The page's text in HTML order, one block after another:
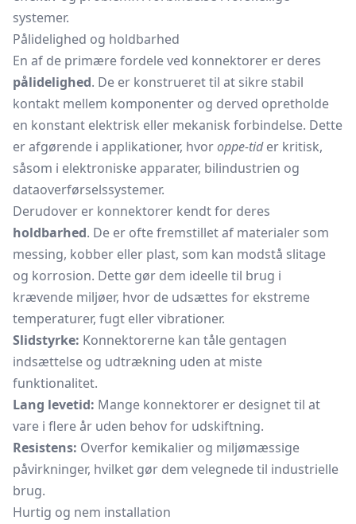
systemer.
Pålidelighed og holdbarhed
En af de primære fordele ved konnektorer er deres
pålidelighed. De er konstrueret til at sikre stabil
kontakt mellem komponenter og derved opretholde
en konstant elektrisk eller mekanisk forbindelse. Dette
er afgørende i applikationer, hvoroppe-tider kritisk,
såsom i elektroniske apparater, bilindustrien og
dataoverførselssystemer.
Derudover er konnektorer kendt for deres
holdbarhed. De er ofte fremstillet af materialer som
messing, kobber eller plast, som kan modstå slitage
og korrosion. Dette gør dem ideelle til brug i
krævende miljøer, hvor de udsættes for ekstreme
temperaturer, fugt eller vibrationer.
Slidstyrke: Konnektorerne kan tåle gentagen
indsættelse og udtrækning uden at miste
funktionalitet.
Lang levetid: Mange konnektorer er designet til at
vare i flere år uden behov for udskiftning.
Resistens: Overfor kemikalier og miljømæssige
påvirkninger, hvilket gør dem velegnede til industrielle
brug.
Hurtig og nem installation